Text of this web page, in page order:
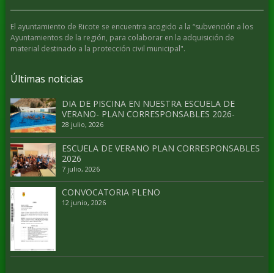
El ayuntamiento de Ricote se encuentra acogido a la “subvención a los
Ayuntamientos de la región, para colaborar en la adquisición de
material destinado a la protección civil municipal".
Últimas noticias
DIA DE PISCINA EN NUESTRA ESCUELA DE
VERANO- PLAN CORRESPONSABLES 2026-
28 julio, 2026
ESCUELA DE VERANO PLAN CORRESPONSABLES
2026
7 julio, 2026
CONVOCATORIA PLENO
12 junio, 2026